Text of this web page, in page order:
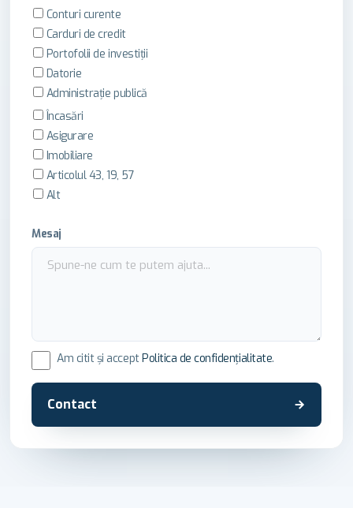
Conturi curente
Carduri de credit
Portofolii de investiții
Datorie
Administrație publică
Încasări
Asigurare
Imobiliare
Articolul 43, 19, 57
Alt
Mesaj
Am citit și acceptPolitica de confidențialitate.
Contact